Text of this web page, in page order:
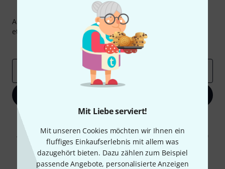
Mit Liebe serviert!
Mit unseren Cookies möchten wir Ihnen ein
fluffiges Einkaufserlebnis mit allem was
dazugehört bieten. Dazu zählen zum Beispiel
passende Angebote, personalisierte Anzeigen
Thomann Newsletter
Abonniere den Thomann Newsletter und gewinne mit
etwas Glück einen von50 Gutscheinenüber jeweils
Inspirierende Beiträge
Deals
Mit Klick auf „Jetzt anmelden“ stimmen Sie dem Erhalt von E-Mail-
Werbung und einer Messung des E-Mail-Nutzungsverhaltens zu. Die
Abmeldung ist jederzeit möglich. Weitere Informationen finden Sie in
unserenDatenschutzhinweisen.